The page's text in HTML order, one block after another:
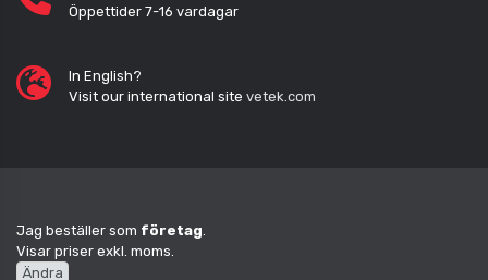
Öppettider 7-16 vardagar
In English?
Visit our international site vetek.com
Jag beställer som företag
Visar priser exkl. moms.
Ändra